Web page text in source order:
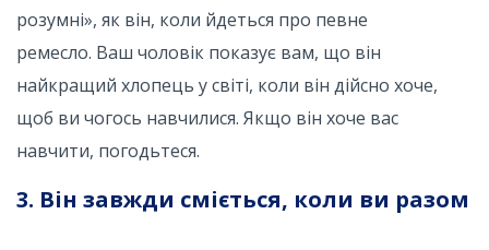
розумні», як він, коли йдеться про певне
ремесло. Ваш чоловік показує вам, що він
найкращий хлопець у світі, коли він дійсно хоче,
щоб ви чогось навчилися. Якщо він хоче вас
навчити, погодьтеся.
3. Він завжди сміється, коли ви разом